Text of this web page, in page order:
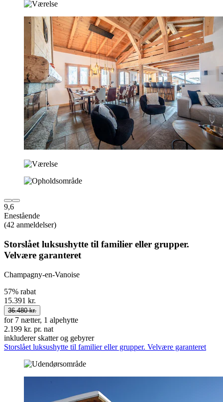
9,6
Enestående
(42 anmeldelser)
Storslået luksushytte til familier eller grupper.
Velvære garanteret
Champagny-en-Vanoise
57% rabat
15.391 kr.
36.480 kr.
for 7 nætter, 1 alpehytte
2.199 kr. pr. nat
inkluderer skatter og gebyrer
Storslået luksushytte til familier eller grupper. Velvære garanteret